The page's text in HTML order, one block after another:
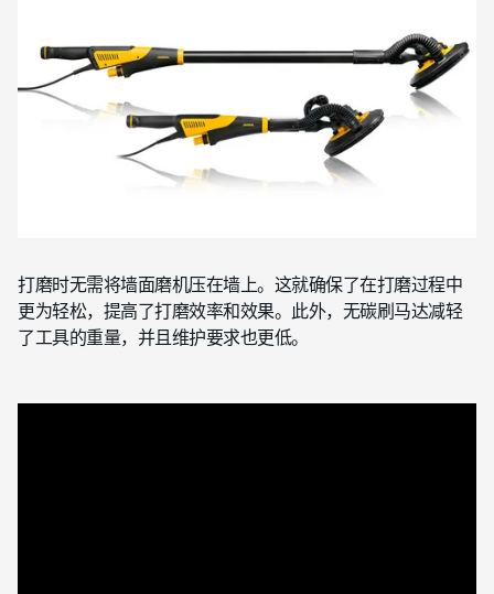
打磨时无需将墙面磨机压在墙上。这就确保了在打磨过程中
更为轻松，提高了打磨效率和效果。此外，无碳刷马达减轻
了工具的重量，并且维护要求也更低。